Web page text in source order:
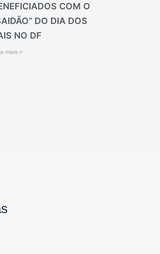
COM O
DO DIA DOS
NO DF
mais »